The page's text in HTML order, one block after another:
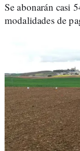
Se abonarán casi
modalidades de